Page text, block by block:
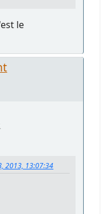
le
2013, 13:07:34